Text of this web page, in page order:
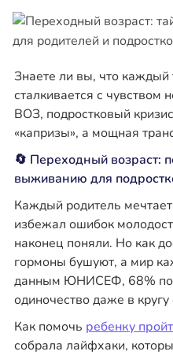
Знаете ли вы, что каждый
сталкивается с
ВОЗ, подростковый
«капризы», а мощная
🔄 Переходный возраст:
выживанию для
Каждый родитель
избежал ошибок
наконец поняли. Но как
гормоны бушуют, а мир
данным ЮНИСЕФ, 68%
одиночество даже в
Как помочь ребенку
собрала лайфхаки,